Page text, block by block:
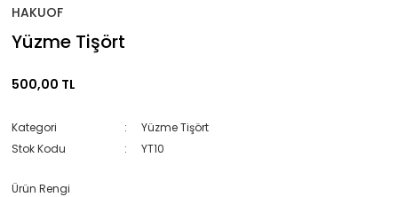
HAKUOF
Yüzme Tişört
500,00 TL
Kategori
Yüzme Tişört
Stok Kodu
YT10
Ürün Rengi